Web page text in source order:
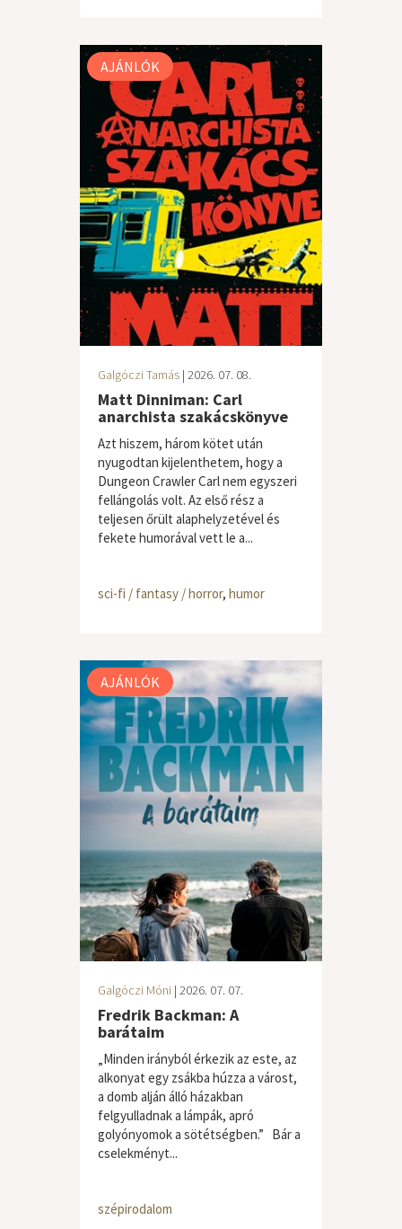
AJÁNLÓK
Galgóczi Tamás | 2026. 07. 08.
Matt Dinniman: Carl
anarchista szakácskönyve
Azt hiszem, három kötet után
nyugodtan kijelenthetem, hogy a
Dungeon Crawler Carl nem egyszeri
fellángolás volt. Az első rész a
teljesen őrült alaphelyzetével és
fekete humorával vett le a...
sci-fi / fantasy / horror, humor
AJÁNLÓK
Galgóczi Móni | 2026. 07. 07.
Fredrik Backman: A
barátaim
„Minden irányból érkezik az este, az
alkonyat egy zsákba húzza a várost,
a domb alján álló házakban
felgyulladnak a lámpák, apró
golyónyomok a sötétségben.” Bár a
cselekményt...
szépirodalom